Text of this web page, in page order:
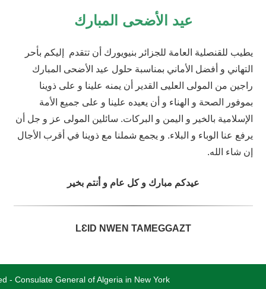
عيد الأضحى المبارك
يطيب للقنصلية العامة للجزائر بنيويورك أن تتقدم إليكم بأحر
التهاني و أفضل الأماني بمناسبة حلول عيد الأضحى المبارك
راجين من المولى العليى القدير أن يمنه علينا و على ذوينا
بموفور الصحة و الهناء و أن يعيده علينا و على جميع الأمة
الإسلامية بالخير و اليمن و البركات. سائلين المولى عز و جل أن
يرفع عنا الوباء و البلاء. و يجمع شملنا مع ذوينا في أقرب الأجال
إن شاء الله.
عيدكم مبارك و كل عام و أنتم بخير
LԐID NWEN TAMEGGAZT
- Consulate General of Algeria in New York